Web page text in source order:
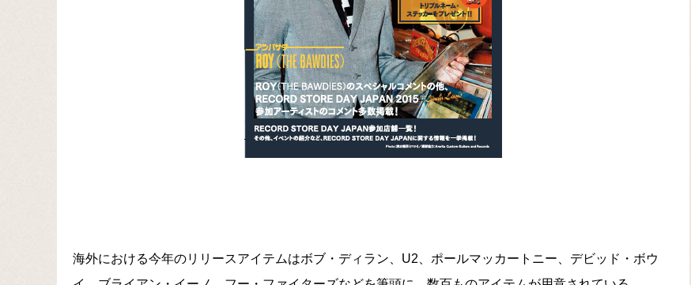
海外における今年のリリースアイテムはボブ・ディラン、U2、ポールマッカートニー、デビッド・ボウ